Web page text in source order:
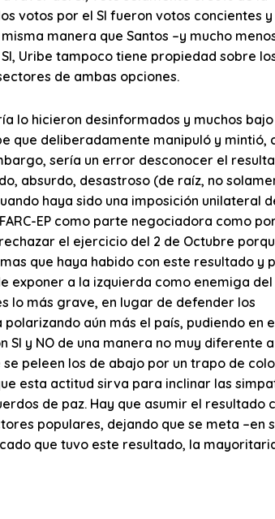
votos por el SI fueron votos concientes y
manera que Santos –y mucho
Uribe tampoco tiene propiedad sobre
de ambas opciones.
lo hicieron desinformados y muchos
que deliberadamente manipuló y mintió,
sería un error desconocer el
absurdo, desastroso (de raíz, no
haya sido una imposición unilateral
EP como parte negociadora como
el ejercicio del 2 de Octubre
que haya habido con este resultado y
exponer a la izquierda como enemiga del
lo más grave, en lugar de defender los
aún más el país, pudiendo en
y NO de una manera no muy diferente
peleen los de abajo por un trapo de
esta actitud sirva para inclinar las
de paz. Hay que asumir el resultado
populares, dejando que se meta –en
que tuvo este resultado, la